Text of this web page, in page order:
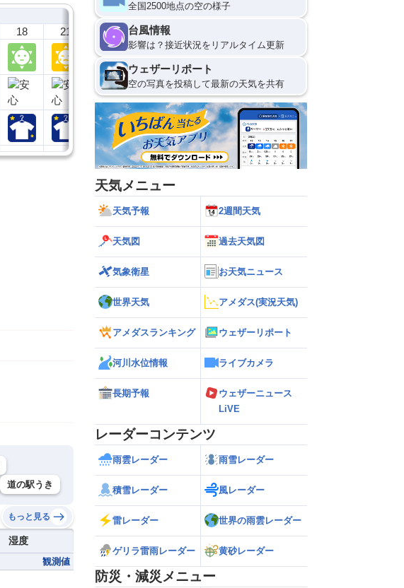
18 21
8日(土)
0
道の駅うき
もっと見る
湿度
観測値
全国2500地点の空の様子
台風情報
影響は？接近状況をリアルタイム更新
ウェザーリポート
空の写真を投稿して最新の天気を共有
天気メニュー
天気予報 2週間天気
天気図 過去天気図
気象衛星 お天気ニュース
世界天気 アメダス(実況天気)
アメダスランキング ウェザーリポート
河川水位情報 ライブカメラ
長期予報
ウェザーニュース
LiVE
レーダーコンテンツ
雨雲レーダー 雨雪レーダー
積雪レーダー 風レーダー
雷レーダー 世界の雨雲レーダー
ゲリラ雷雨レーダー 黄砂レーダー
防災・減災メニュー